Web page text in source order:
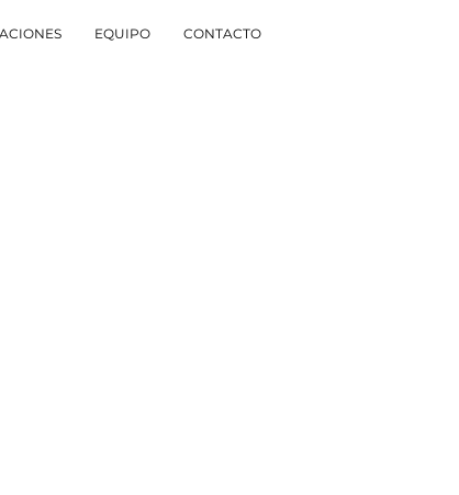
EQUIPO CONTACTO